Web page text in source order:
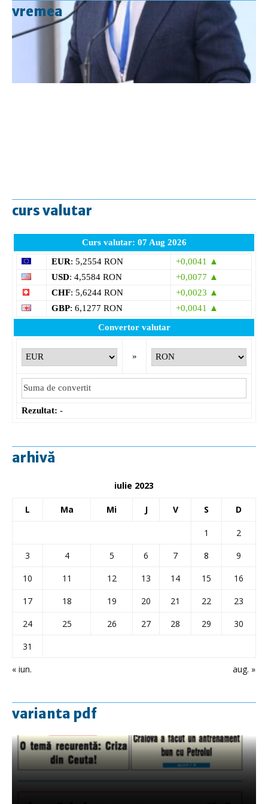
vremea
curs valutar
Curs valutar: 07 Aug 2026
EUR: 5,2554 RON
+0,0041 ▲
USD: 4,5584 RON
+0,0077 ▲
CHF: 5,6244 RON
+0,0023 ▲
GBP: 6,1277 RON
+0,0041 ▲
Convertor valutar
»
Rezultat: -
arhivă
iulie 2023
L Ma Mi J V S D
« iun. aug. »
1
2
3
4 5 6 7 8
9
10
11 12 13 14 15
16
17
18 19 20 21 22
23
24
25 26 27 28 29
30
31
varianta pdf